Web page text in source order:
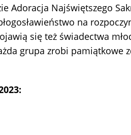
Adoracja Najświętszego
na
się też świadectwa
grupa zrobi pamiątkowe